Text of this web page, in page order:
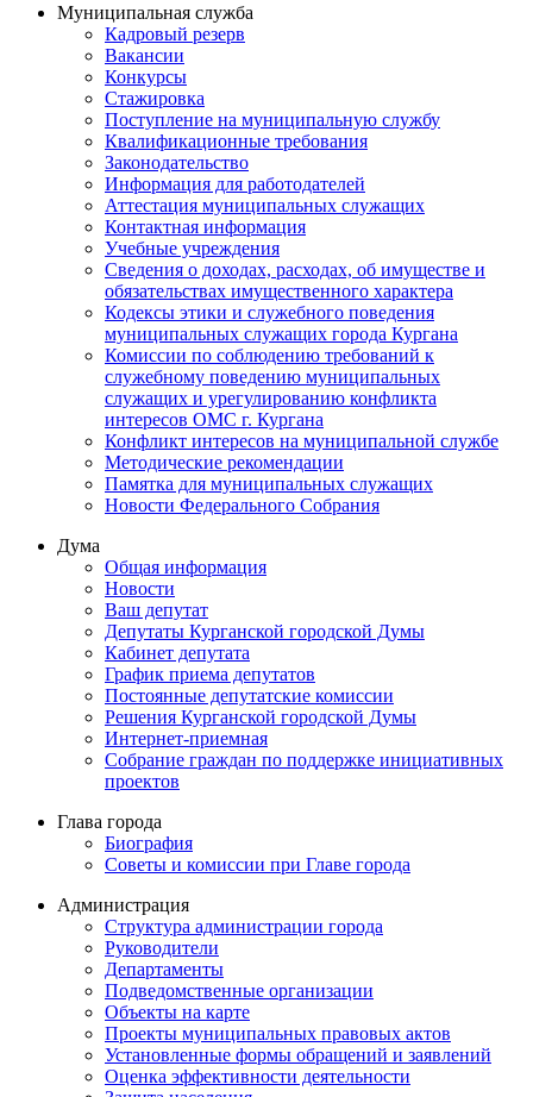
Муниципальная служба
Кадровый резерв
Вакансии
Конкурсы
Стажировка
Поступление на муниципальную службу
Квалификационные требования
Законодательство
Информация для работодателей
Аттестация муниципальных служащих
Контактная информация
Учебные учреждения
Сведения о доходах, расходах, об имуществе и
обязательствах имущественного характера
Кодексы этики и служебного поведения
муниципальных служащих города Кургана
Комиссии по соблюдению требований к
служебному поведению муниципальных
служащих и урегулированию конфликта
интересов ОМС г. Кургана
Конфликт интересов на муниципальной службе
Методические рекомендации
Памятка для муниципальных служащих
Новости Федерального Cобрания
Дума
Общая информация
Новости
Ваш депутат
Депутаты Курганской городской Думы
Кабинет депутата
График приема депутатов
Постоянные депутатские комиссии
Решения Курганской городской Думы
Интернет-приемная
Собрание граждан по поддержке инициативных
проектов
Глава города
Биография
Советы и комиссии при Главе города
Администрация
Структура администрации города
Руководители
Департаменты
Подведомственные организации
Объекты на карте
Проекты муниципальных правовых актов
Установленные формы обращений и заявлений
Оценка эффективности деятельности